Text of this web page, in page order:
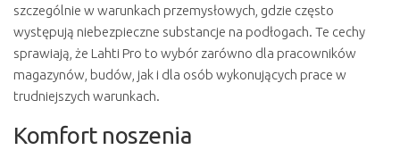
szczególnie w warunkach przemysłowych, gdzie często
występują niebezpieczne substancje na podłogach. Te cechy
sprawiają, że Lahti Pro to wybór zarówno dla pracowników
magazynów, budów, jak i dla osób wykonujących prace w
trudniejszych warunkach.
Komfort noszenia